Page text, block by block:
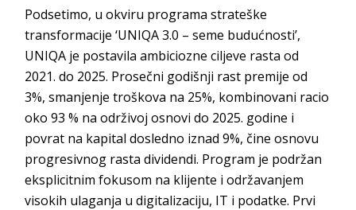
Podsetimo, u okviru programa strateške
transformacije ‘UNIQA 3.0 – seme budućnosti’,
UNIQA je postavila ambiciozne ciljeve rasta od
2021. do 2025. Prosečni godišnji rast premije od
3%, smanjenje troškova na 25%, kombinovani racio
oko 93 % na održivoj osnovi do 2025. godine i
povrat na kapital dosledno iznad 9%, čine osnovu
progresivnog rasta dividendi. Program je podržan
eksplicitnim fokusom na klijente i održavanjem
visokih ulaganja u digitalizaciju, IT i podatke. Prvi